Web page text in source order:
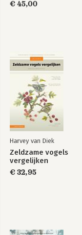
€ 45,00
Harvey van Diek
Zeldzame vogels
vergelijken
€ 32,95